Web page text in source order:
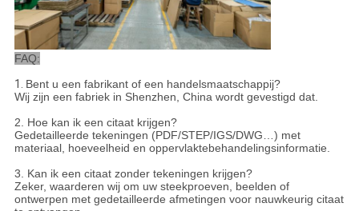
FAQ:
1. Bent u een fabrikant of een handelsmaatschappij?
Wij zijn een fabriek in Shenzhen, China wordt gevestigd dat.
2. Hoe kan ik een citaat krijgen?
Gedetailleerde tekeningen (PDF/STEP/IGS/DWG…) met
materiaal, hoeveelheid en oppervlaktebehandelingsinformatie.
3. Kan ik een citaat zonder tekeningen krijgen?
Zeker, waarderen wij om uw steekproeven, beelden of
ontwerpen met gedetailleerde afmetingen voor nauwkeurig citaat